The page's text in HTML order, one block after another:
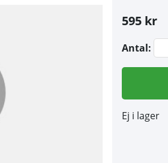
595 kr
Antal:
Ej i lager